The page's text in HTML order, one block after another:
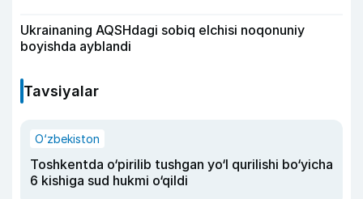
Ukrainaning AQSHdagi sobiq elchisi noqonuniy
boyishda ayblandi
Tavsiyalar
O‘zbekiston
Toshkentda o‘pirilib tushgan yo‘l qurilishi bo‘yicha
6 kishiga sud hukmi o‘qildi